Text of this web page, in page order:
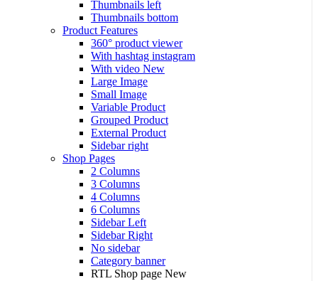
Thumbnails left
Thumbnails bottom
Product Features
360° product viewer
With hashtag instagram
With video New
Large Image
Small Image
Variable Product
Grouped Product
External Product
Sidebar right
Shop Pages
2 Columns
3 Columns
4 Columns
6 Columns
Sidebar Left
Sidebar Right
No sidebar
Category banner
RTL Shop page New